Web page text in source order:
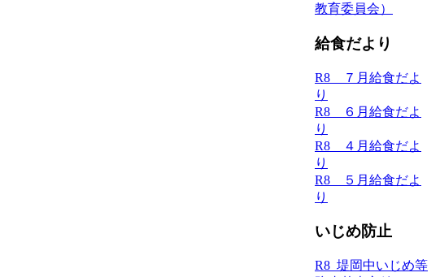
教育委員会）
給食だより
R8 ７月給食だよ
り
R8 ６月給食だよ
り
R8 ４月給食だよ
り
R8 ５月給食だよ
り
いじめ防止
R8_堤岡中いじめ等